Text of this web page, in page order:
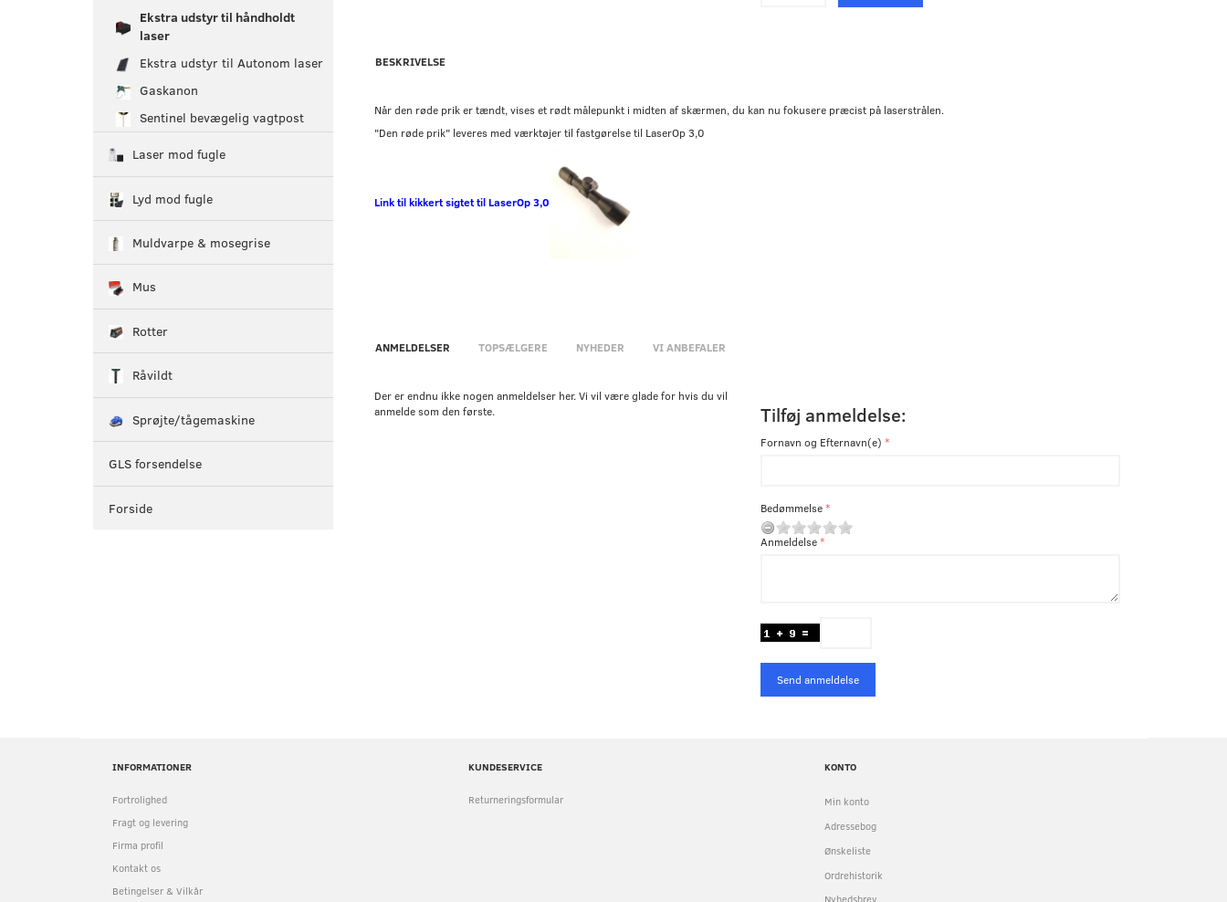
Ekstra udstyr til håndholdt
laser
Ekstra udstyr til Autonom laser
Gaskanon
Sentinel bevægelig vagtpost
Laser mod fugle
Lyd mod fugle
Muldvarpe & mosegrise
Mus
Rotter
Råvildt
Sprøjte/tågemaskine
GLS forsendelse
Forside
BESKRIVELSE
Når den røde prik er tændt, vises et rødt målepunkt i midten af ​​skærmen, du kan nu fokusere præcist på laserstrålen.
"Den røde prik" leveres med værktøjer til fastgørelse til LaserOp 3,0
Link til kikkert sigtet til LaserOp 3,0
ANMELDELSER TOPSÆLGERE NYHEDER VI ANBEFALER
Der er endnu ikke nogen anmeldelser her. Vi vil være glade for hvis du vil
anmelde som den første.
Tilføj anmeldelse:
Fornavn og Efternavn(e)
Bedømmelse
Anmeldelse
Send anmeldelse
INFORMATIONER
Fortrolighed
Fragt og levering
Firma profil
Kontakt os
Betingelser & Vilkår
KUNDESERVICE
Returneringsformular
KONTO
Min konto
Adressebog
Ønskeliste
Ordrehistorik
Nyhedsbrev